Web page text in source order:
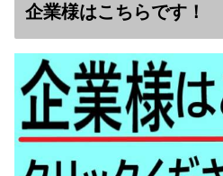
企業様はこちらです！